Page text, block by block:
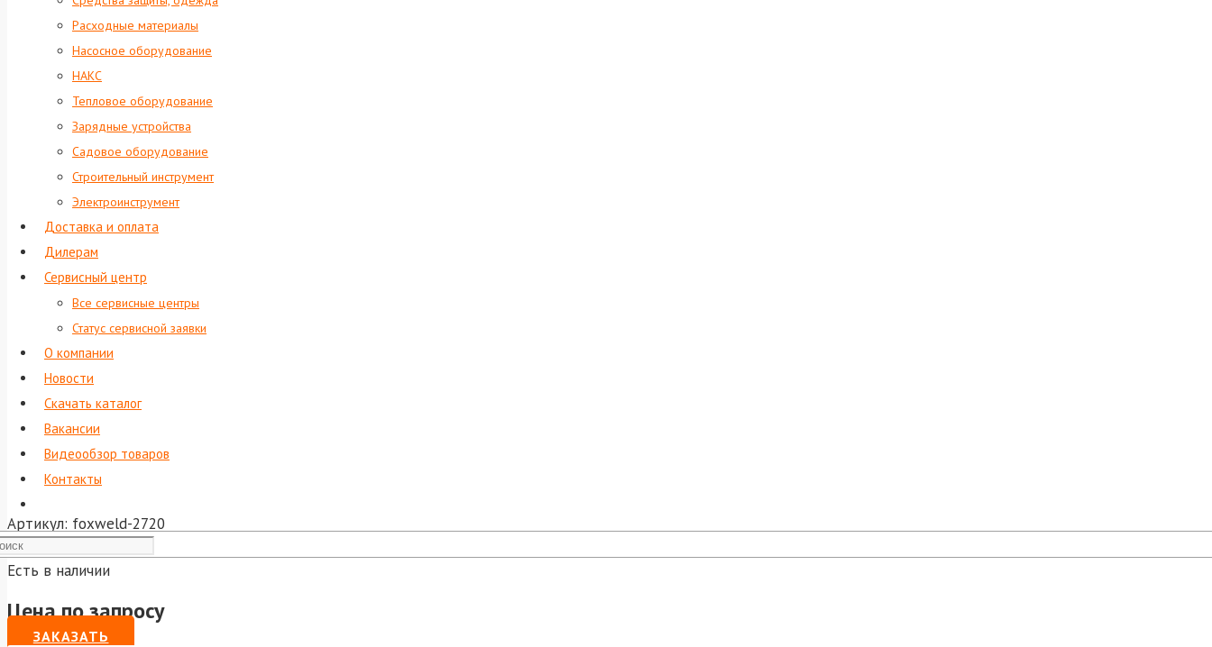
Расходные материалы
Насосное оборудование
НАКС
Тепловое оборудование
Зарядные устройства
Садовое оборудование
Строительный инструмент
Электроинструмент
Доставка и оплата
Дилерам
Сервисный центр
Все сервисные центры
Статус сервисной заявки
О компании
Новости
Скачать каталог
Вакансии
Видеообзор товаров
Контакты
Артикул: foxweld-2720
Есть в наличии
Цена по запросу
ЗАКАЗАТЬ